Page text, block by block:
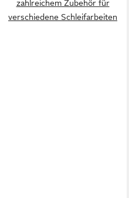
zahlreichem Zubehör für
verschiedene Schleifarbeiten